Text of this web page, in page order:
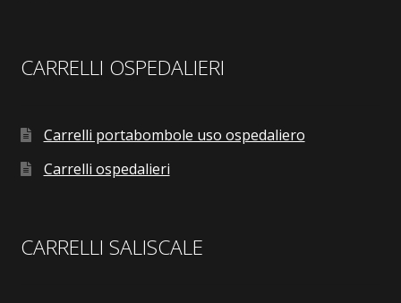
CARRELLI OSPEDALIERI
Carrelli portabombole uso ospedaliero
Carrelli ospedalieri
CARRELLI SALISCALE